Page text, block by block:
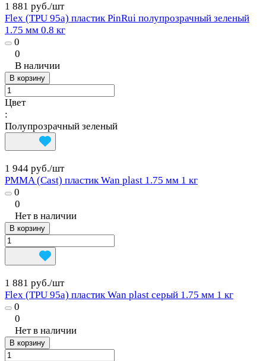
1 881 руб./шт
Flex (TPU 95a) пластик PinRui полупрозрачный зеленый
1.75 мм 0.8 кг
0
0
В наличии
В корзину
Цвет
:
Полупрозрачный зеленый
1 944 руб./шт
PMMA (Cast) пластик Wan plast 1.75 мм 1 кг
0
0
Нет в наличии
В корзину
1 881 руб./шт
Flex (TPU 95a) пластик Wan plast серый 1.75 мм 1 кг
0
0
Нет в наличии
В корзину